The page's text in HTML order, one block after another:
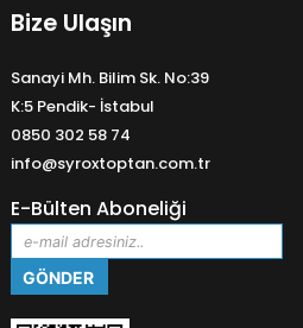
Bize Ulaşın
Sanayi Mh. Bilim Sk. No:39
K:5 Pendik- İstabul
0850 302 58 74
info@syroxtoptan.com.tr
E-Bülten Aboneliği